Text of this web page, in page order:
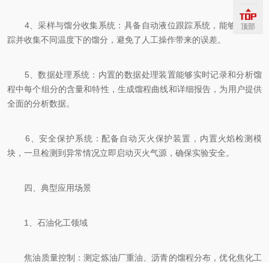
4、采样与馏分收集系统：具备自动液位跟踪系统，能够准确追
踪并收集不同温度下的馏分，避免了人工操作带来的误差。
5、数据处理系统：内置的数据处理装置能够实时记录和分析馏
程中每个组分的含量和特性，生成馏程曲线和详细报告，为用户提供
全面的分析数据。
6、安全保护系统：配备自动灭火保护装置，内置火焰检测模
块，一旦检测到异常情况立即启动灭火气源，确保实验安全。
四、典型应用场景
1、石油化工领域
焦油质量控制：测定炼油厂重油、沥青的馏程分布，优化焦化工
顶部